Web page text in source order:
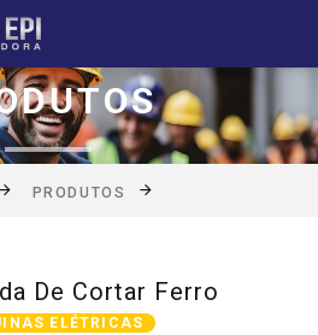
PRODUTOS
De Cortar Ferro
ELÉTRICAS